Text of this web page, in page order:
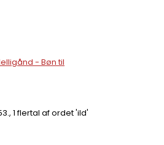
- Bøn til
1 flertal af ordet 'ild'